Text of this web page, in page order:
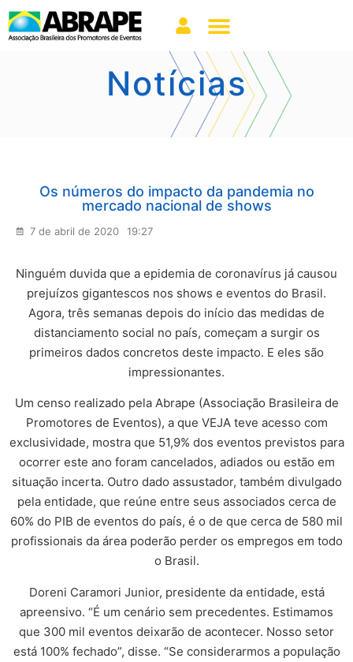
Notícias
Os números do impacto da pandemia no
mercado nacional de shows
7 de abril de 2020 19:27
Ninguém duvida que a epidemia de coronavírus já causou
prejuízos gigantescos nos shows e eventos do Brasil.
Agora, três semanas depois do início das medidas de
distanciamento social no país, começam a surgir os
primeiros dados concretos deste impacto. E eles são
impressionantes.
Um censo realizado pela Abrape (Associação Brasileira de
Promotores de Eventos), a que VEJA teve acesso com
exclusividade, mostra que 51,9% dos eventos previstos para
ocorrer este ano foram cancelados, adiados ou estão em
situação incerta. Outro dado assustador, também divulgado
pela entidade, que reúne entre seus associados cerca de
60% do PIB de eventos do país, é o de que cerca de 580 mil
profissionais da área poderão perder os empregos em todo
o Brasil.
Doreni Caramori Junior, presidente da entidade, está
apreensivo. “É um cenário sem precedentes. Estimamos
que 300 mil eventos deixarão de acontecer. Nosso setor
está 100% fechado”, disse. “Se considerarmos a população